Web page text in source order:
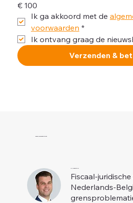
€ 100
Ik ga akkoord met de
voorwaarden *
Ik ontvang graag de
Verzenden &
Team Fiscale autotoets
Mr. Robbert Dols
Fiscaal-juridische
Nederlands-